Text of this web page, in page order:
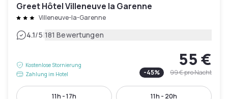
Greet Hôtel Villeneuve la Garenne
Villeneuve-la-Garenne
4.1/5|181 Bewertungen
Kostenlose Stornierung
Zahlung im Hotel
55 €
-45% 99 €pro Nacht
11h - 17h 11h - 20h